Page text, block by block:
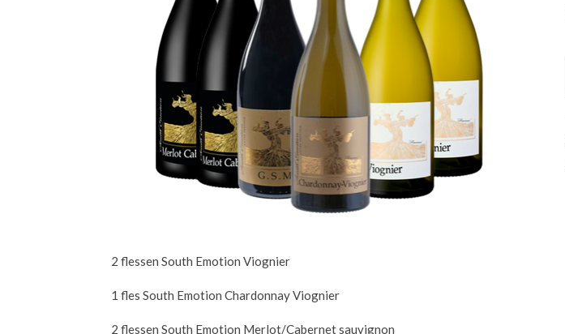
2 flessen South Emotion Viognier
1 fles South Emotion Chardonnay Viognier
2 flessen South Emotion Merlot/Cabernet sauvignon